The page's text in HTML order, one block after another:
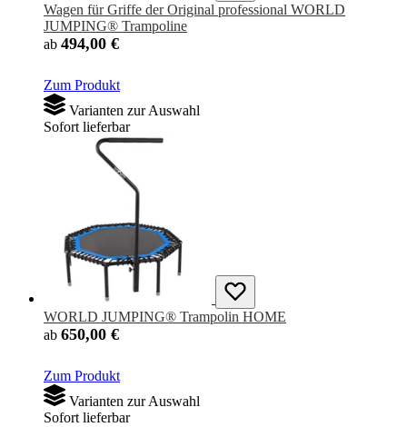
Wagen für Griffe der Original professional WORLD
JUMPING® Trampoline
ab 494,00 €
Zum Produkt
Varianten zur Auswahl
Sofort lieferbar
WORLD JUMPING® Trampolin HOME
ab 650,00 €
Zum Produkt
Varianten zur Auswahl
Sofort lieferbar